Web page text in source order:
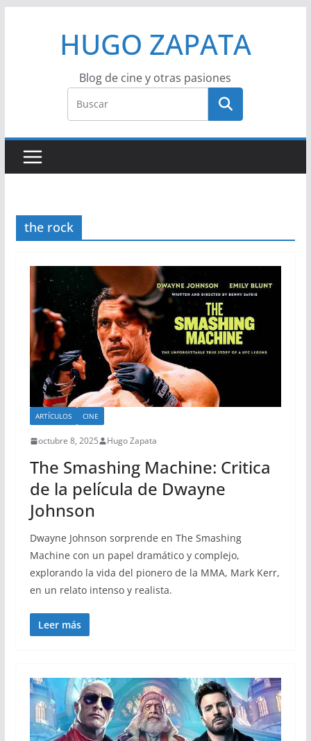
HUGO ZAPATA
Blog de cine y otras pasiones
the rock
ARTÍCULOS CINE
octubre 8, 2025 Hugo Zapata
The Smashing Machine: Critica
de la película de Dwayne
Johnson
Dwayne Johnson sorprende en The Smashing
Machine con un papel dramático y complejo,
explorando la vida del pionero de la MMA, Mark Kerr,
en un relato intenso y realista.
Leer más